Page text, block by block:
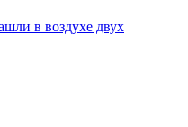
в воздухе двух